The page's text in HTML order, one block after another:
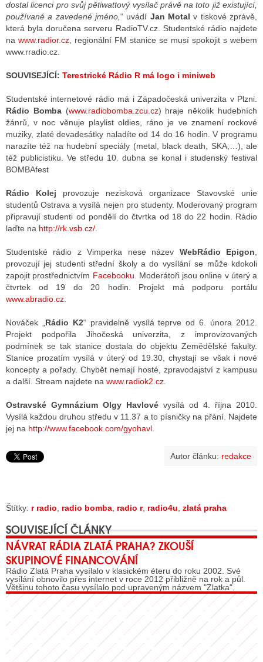
dostal licenci pro svůj pětiwattový vysílač právě na toto již existující,
používané a zavedené jméno, “ uvádí Jan Motal v tiskové zprávě,
která byla doručena serveru RadioTV.cz. Studentské rádio najdete
na www.radior.cz , regionální FM stanice se musí spokojit s webem
www.rradio.cz.
SOUVISEJÍCÍ: Terestrické Rádio R má logo i miniweb
Studentské internetové rádio má i Západočeská univerzita v Plzni.
Rádio Bomba(www.radiobomba.zcu.cz) hraje několik hudebních
žánrů, v noc věnuje playlist oldies, ráno je ve znamení rockové
muziky, zlaté devadesátky naladíte od 14 do 16 hodin. V programu
narazíte též na hudební speciály (metal, black death, SKA,…), ale
též publicistiku. Ve středu 10. dubna se konal i studenský festival
BOMBAfest
Rádio Kolej provozuje nezisková organizace Stavovské unie
studentů Ostrava a vysílá nejen pro studenty. Moderovaný program
připravují studenti od pondělí do čtvrtka od 18 do 22 hodin. Rádio
laďte na http://rk.vsb.cz/
Studentské rádio z Vimperka nese název WebRádio Epigon
provozují jej studenti střední školy a do vysílání se může kdokoli
zapojit prostřednictvím Facebooku . Moderátoři jsou online v úterý a
čtvrtek od 19 do 20 hodin. Projekt má podporu portálu
www.abradio.cz
Nováček „ Rádio K2“ pravidelně vysílá teprve od 6. února 2012.
Projekt podpořila Jihočeská univerzita, z improvizovaných
podmínek se tak stanice dostala do objektu Zemědělské fakulty.
Stanice prozatím vysílá v úterý od 19.30, chystají se však i nové
koncepty a pořady. Chybět nemají hosté, zpravodajství z kampusu
a další. Stream najdete na www.radiok2.cz
Ostravské Gymnázium Olgy Havlové vysílá od 4. října 2010.
Vysílá každou druhou středu v 11.37 a to písničky na přání. Najdete
jej na http://www.facebook.com/gyohavl
Autor článku: redakce
Štítky: r radio radio bomba radio r, radio4u zlatá praha
SOUVISEJÍCÍ ČLÁNKY
NÁVRAT RÁDIA ZLATÁ PRAHA? ZKOUŠÍ
SKUPINOVÉ FINANCOVÁNÍ
Rádio Zlatá Praha vysílalo v klasickém éteru do roku 2002. Své
vysílání obnovilo přes internet v roce 2012 přibližně na rok a půl.
Většinu tohoto času vysílalo pod upraveným názvem "Zlatka".